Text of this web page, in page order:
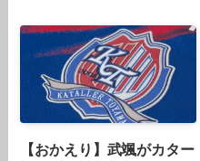
【おかえり】武颯がカター